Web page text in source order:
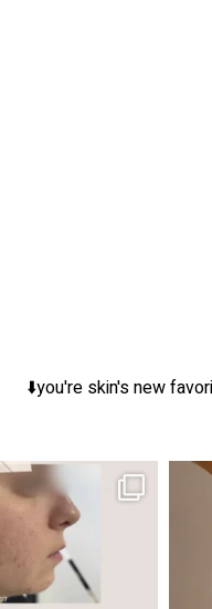
you're skin's new
עור